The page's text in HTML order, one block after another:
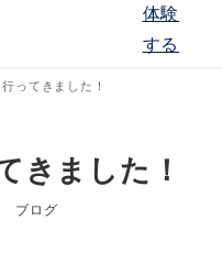
体験
する
ってきました！
きました！
カテゴリー
ブログ